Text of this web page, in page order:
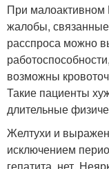
При малоактивном
жалобы,
расспроса можно
возможны
Такие пациенты
длительные
Желтухи и
исключением
гепатита, нет.